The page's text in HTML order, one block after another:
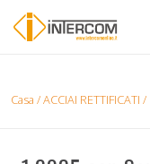
Casa /ACCIAI RETTIFICATI /